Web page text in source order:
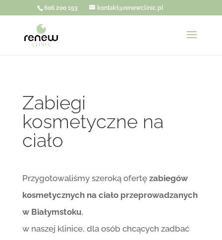
606 200 193 kontakt@renewclinic.pl
Zabiegi
kosmetyczne na
ciało
Przygotowaliśmy szeroką ofertę zabiegów
kosmetycznych na ciało przeprowadzanych
w Białymstoku,
w naszej klinice, dla osób chcących zadbać